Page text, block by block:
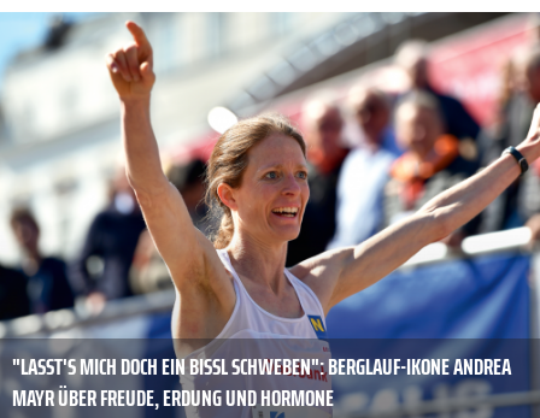
"LASST'S MICH DOCH EIN BISSL SCHWEBEN": BERGLAUF-IKONE ANDREA
MAYR ÜBER FREUDE, ERDUNG UND HORMONE